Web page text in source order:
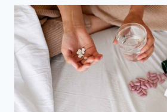
POSOLOGIE
POUR
BOOSTER
LA
LIBIDO
?